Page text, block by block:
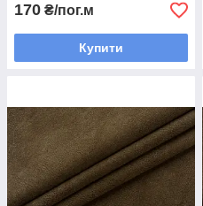
170 ₴/пог.м
Купити